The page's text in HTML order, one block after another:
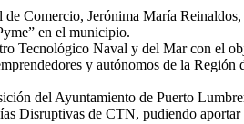
Comercio, Jerónima María
en el municipio.
Tecnológico Naval y del Mar con el
y autónomos de la
del Ayuntamiento de Puerto
Disruptivas de CTN, pudiendo